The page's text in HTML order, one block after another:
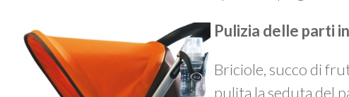
Pulizia delle parti
Briciole, succo di
pulita la seduta del